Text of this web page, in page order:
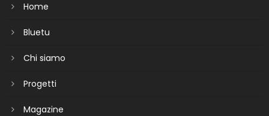
Home
Bluetu
Chi siamo
Progetti
Magazine